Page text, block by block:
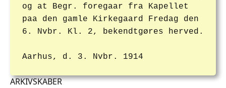
og at Begr. foregaar fra Kapellet
paa den gamle Kirkegaard Fredag den
6. Nvbr. Kl. 2, bekendtgøres herved.
Aarhus, d. 3. Nvbr. 1914
ARKIVSKABER